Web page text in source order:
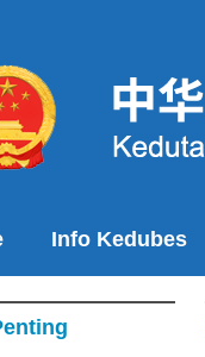
Info Kedubes